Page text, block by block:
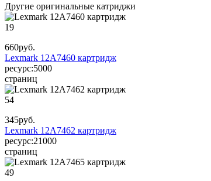
Другие оригинальные катриджи
19
660руб.
Lexmark 12A7460 картридж
ресурс:5000
страниц
54
345руб.
Lexmark 12A7462 картридж
ресурс:21000
страниц
49